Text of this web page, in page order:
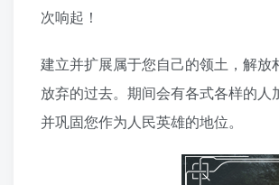
次响起！
建立并扩展属于您自己的领土，解
放弃的过去。期间会有各式各样的
并巩固您作为人民英雄的地位。